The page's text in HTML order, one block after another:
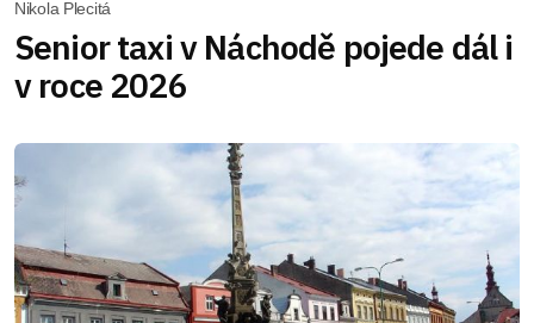
Nikola Plecitá
Senior taxi v Náchodě pojede dál i
v roce 2026